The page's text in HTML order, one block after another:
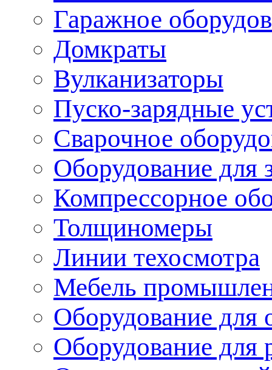
Гаражное
Домкраты
Вулканизаторы
Пуско-зарядные
Сварочное
Оборудование для
Компрессорное
Толщиномеры
Линии техосмотра
Мебель
Оборудование для
Оборудование для